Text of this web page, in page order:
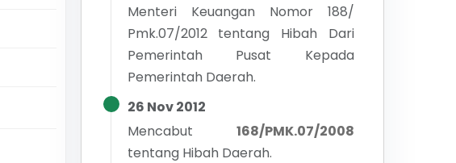
Menteri Keuangan Nomor 188/
Pmk.07/2012 tentang Hibah Dari
Pemerintah Pusat Kepada
Pemerintah Daerah.
26 Nov 2012
Mencabut
168/PMK.07/2008
tentang Hibah Daerah.